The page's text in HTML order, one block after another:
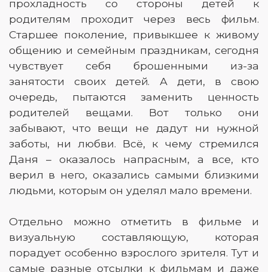
прохладность со стороны детей к
родителям проходит через весь фильм.
Старшее поколение, привыкшее к живому
общению и семейным праздникам, сегодня
чувствует себя брошенными из-за
занятости своих детей. А дети, в свою
очередь, пытаются заменить ценность
родителей вещами. Вот только они
забывают, что вещи не дадут ни нужной
заботы, ни любви. Всё, к чему стремился
Даня – оказалось напрасным, а все, кто
верил в него, оказались самыми близкими
людьми, которым он уделял мало времени.
Отдельно можно отметить в фильме и
визуальную составляющую, которая
порадует особенно взрослого зрителя. Тут и
самые разные отсылки к фильмам и даже